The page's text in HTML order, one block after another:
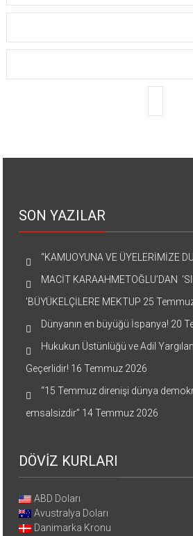
SON YAZILAR
“KAMUOYUNA VE ÜYELERİMİZE
MACİT KARAAHMETOĞLU’DAN
’BÜYÜKELÇİLERE MEKTUP 25
Dünyanın en büyüğü İspanya! 20
Hukukun Üstünlüğü ve Adil
Geçerlidir! 16 Temmuz 2026
“15 Temmuz direnişi dünya
emsalsizdir” 14 Temmuz 2026
DÖVİZ KURLARI
ABD Doları
Avustralya Doları
Danimarka Kronu